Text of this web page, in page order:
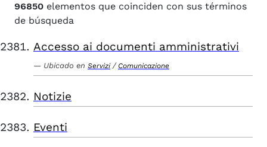
96850 elementos que coinciden con sus términos
de búsqueda
Accesso ai documenti amministrativi
Ubicado en Servizi / Comunicazione
Notizie
Eventi